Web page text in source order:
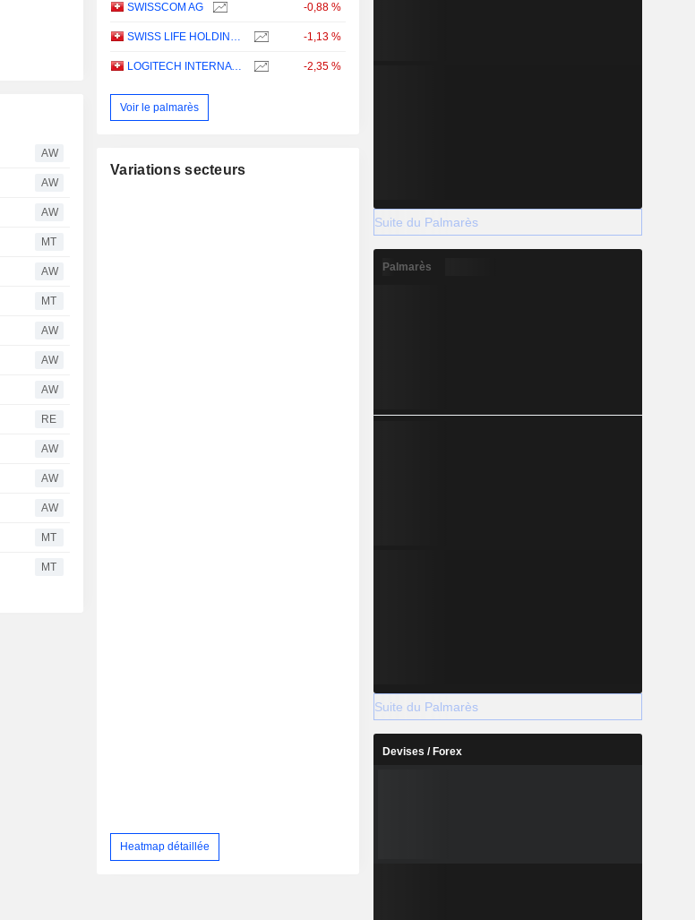
AW
AW
AW
MT
AW
MT
AW
AW
AW
RE
AW
AW
AW
MT
MT
SWISSCOM AG -0,88 %
SWISS LIFE HOLDING AG -1,13 %
LOGITECH INTERNATIONAL S.A. -2,35 %
Voir le palmarès
Variations secteurs
Heatmap détaillée
Suite du Palmarès
Palmarès
Suite du Palmarès
Devises / Forex